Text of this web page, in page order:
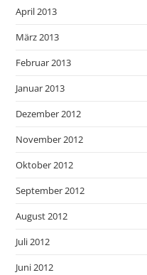
April 2013
März 2013
Februar 2013
Januar 2013
Dezember 2012
November 2012
Oktober 2012
September 2012
August 2012
Juli 2012
Juni 2012